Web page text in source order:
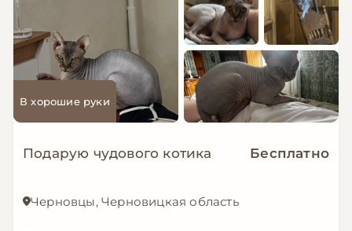
В хорошие руки
Подарую чудового котика Бесплатно
Черновцы, Черновицкая область